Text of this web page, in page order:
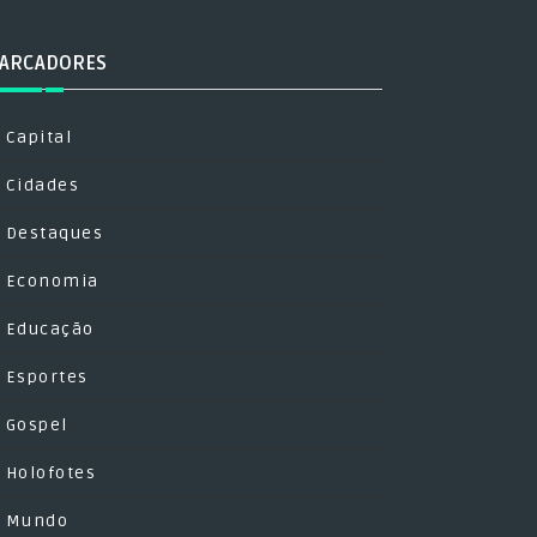
Capital
Cidades
Destaques
Economia
Educação
Esportes
Gospel
Holofotes
Mundo